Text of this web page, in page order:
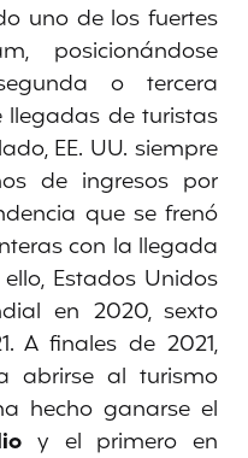
uno de los fuertes
posicionándose
o tercera
llegadas de turistas
EE. UU. siempre
de ingresos por
que se frenó
con la llegada
Estados Unidos
en 2020, sexto
A finales de 2021,
abrirse al turismo
hecho ganarse el
y el primero en